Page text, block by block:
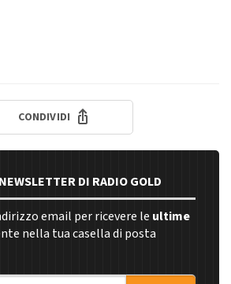
CONDIVIDI
DI RADIO GOLD
email per ricevere le ultime
nella tua casella di posta